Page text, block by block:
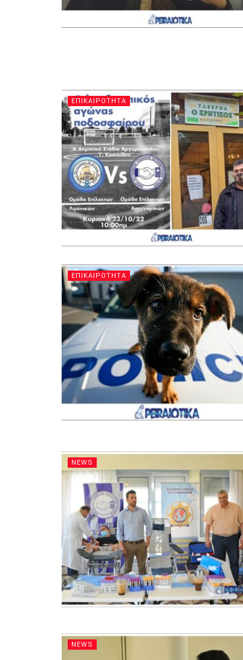
ΕΠΙΚΑΙΡΟΤΗΤΑ
ΕΠΙΚΑΙΡΟΤΗΤΑ
NEWS
NEWS